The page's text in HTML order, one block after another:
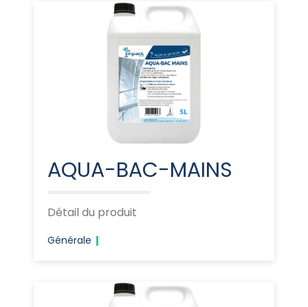
AQUA-BAC-MAINS
Détail du produit
Générale